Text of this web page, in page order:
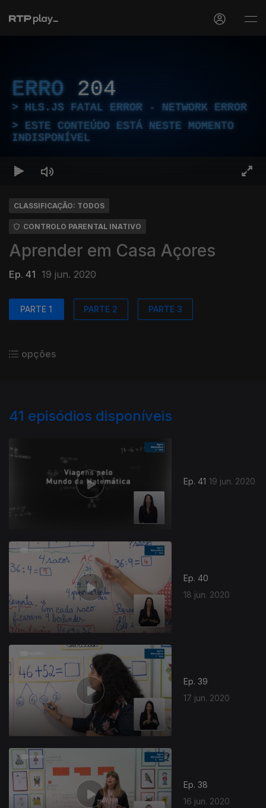
ERRO 204
HLS.JS FATAL ERROR - NETWORK ERROR
ESTE CONTEÚDO ESTÁ NESTE MOMENTO
INDISPONÍVEL
CLASSIFICAÇÃO: TODOS
CONTROLO PARENTAL INATIVO
Aprender em Casa Açores
Ep. 41 19 jun. 2020
PARTE 1 PARTE 2 PARTE 3
opções
41 episódios disponíveis
Ep. 41 19 jun. 2020
Ep. 40
18 jun. 2020
Ep. 39
17 jun. 2020
Ep. 38
16 jun. 2020